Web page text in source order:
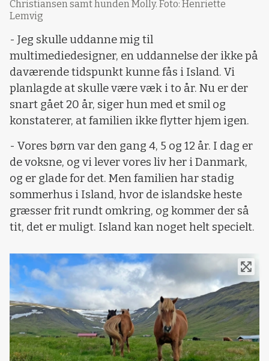
Christiansen samt hunden Molly. Foto: Henriette
Lemvig
- Jeg skulle uddanne mig til
multimediedesigner, en uddannelse der ikke på
daværende tidspunkt kunne fås i Island. Vi
planlagde at skulle være væk i to år. Nu er der
snart gået 20 år, siger hun med et smil og
konstaterer, at familien ikke flytter hjem igen.
- Vores børn var den gang 4, 5 og 12 år. I dag er
de voksne, og vi lever vores liv her i Danmark,
og er glade for det. Men familien har stadig
sommerhus i Island, hvor de islandske heste
græsser frit rundt omkring, og kommer der så
tit, det er muligt. Island kan noget helt specielt.